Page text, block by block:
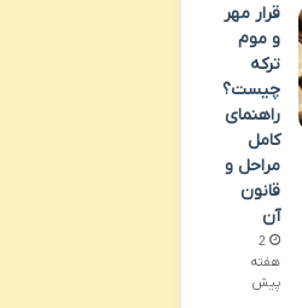
قرار مهر
و موم
ترکه
چیست؟
راهنمای
کامل
مراحل و
قانون
آن
2
هفته
پیش